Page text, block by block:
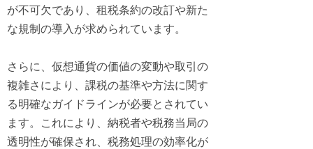
が不可欠であり、租税条約の改訂や新た
な規制の導入が求められています。
さらに、仮想通貨の価値の変動や取引の
複雑さにより、課税の基準や方法に関す
る明確なガイドラインが必要とされてい
ます。これにより、納税者や税務当局の
透明性が確保され、税務処理の効率化が